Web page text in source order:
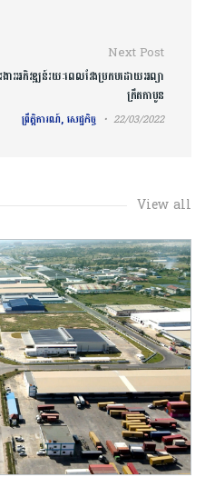
Next Post
ារអភិវឌ្ឍន៍រយៈពេលវែងប្រកបដោយអព្យា
ក្រឹតកាបូន
ព្រឹត្តិការណ៍, សេដ្ឋកិច្ច 22/03/2022
View all